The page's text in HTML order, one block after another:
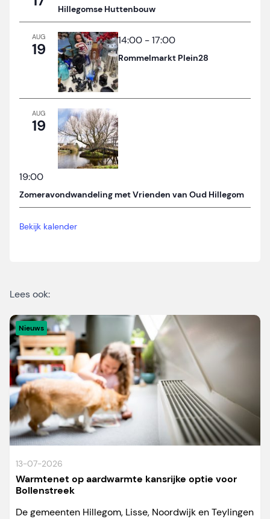
Hillegomse Huttenbouw
AUG
19 14:00 -17:00
Rommelmarkt Plein28
AUG
19
19:00
Zomeravondwandeling met Vrienden van Oud Hillegom
Bekijk kalender
Lees ook:
Nieuws
13-07-2026
Warmtenet op aardwarmte kansrijke optie voor
Bollenstreek
De gemeenten Hillegom, Lisse, Noordwijk en Teylingen